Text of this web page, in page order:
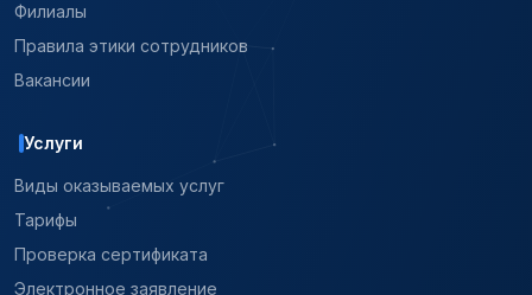
Филиалы
Правила этики сотрудников
Вакансии
Услуги
Виды оказываемых услуг
Тарифы
Проверка сертификата
Электронное заявление